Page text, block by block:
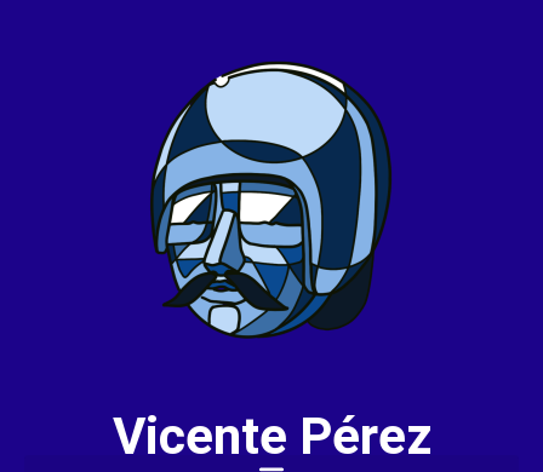
Vicente Pérez